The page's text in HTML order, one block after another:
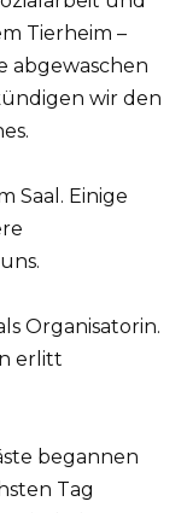
Tierheim –
abgewaschen
wir den
Saal. Einige
Organisatorin.
erlitt
begannen
Tag